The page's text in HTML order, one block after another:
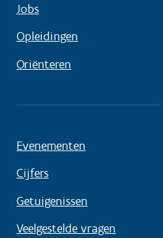
Jobs
Opleidingen
Oriënteren
Evenementen
Cijfers
Getuigenissen
Veelgestelde vragen